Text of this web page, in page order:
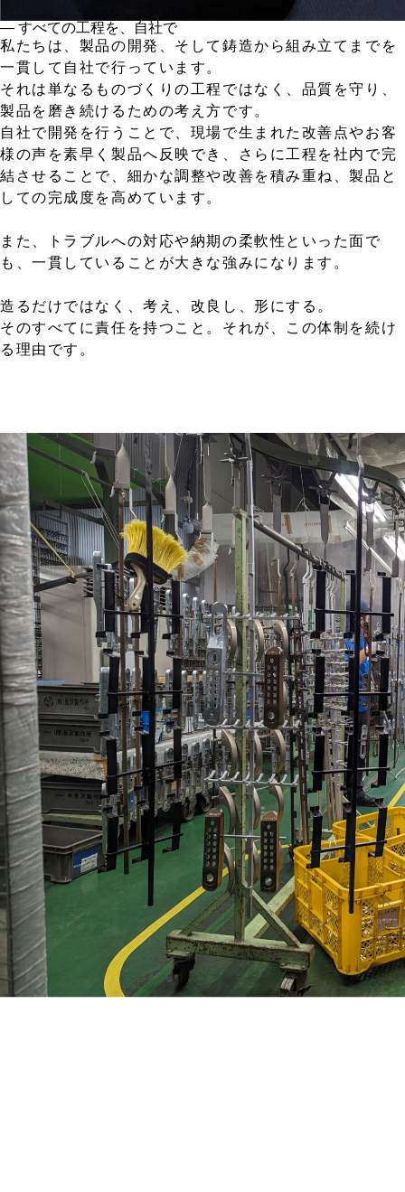
― すべての工程を、自社で
私たちは、製品の開発、そして鋳造から組み立てまでを
一貫して自社で行っています。
それは単なるものづくりの工程ではなく、品質を守り、
製品を磨き続けるための考え方です。
自社で開発を行うことで、現場で生まれた改善点やお客
様の声を素早く製品へ反映でき、さらに工程を社内で完
結させることで、細かな調整や改善を積み重ね、製品と
しての完成度を高めています。
また、トラブルへの対応や納期の柔軟性といった面で
も、一貫していることが大きな強みになります。
造るだけではなく、考え、改良し、形にする。
そのすべてに責任を持つこと。それが、この体制を続け
る理由です。